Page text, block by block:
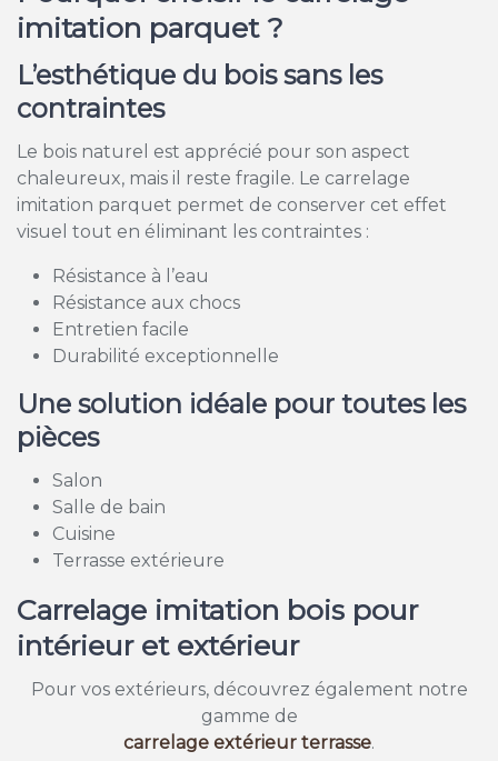
imitation parquet ?
L’esthétique du bois sans les
contraintes
Le bois naturel est apprécié pour son aspect
chaleureux, mais il reste fragile. Le carrelage
imitation parquet permet de conserver cet effet
visuel tout en éliminant les contraintes :
Résistance à l’eau
Résistance aux chocs
Entretien facile
Durabilité exceptionnelle
Une solution idéale pour toutes les
pièces
Salon
Salle de bain
Cuisine
Terrasse extérieure
Carrelage imitation bois pour
intérieur et extérieur
Pour vos extérieurs, découvrez également notre
gamme de
carrelage extérieur terrasse.